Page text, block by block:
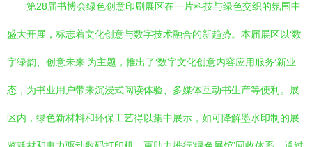
第28届书博会绿色创意印刷展区在一片科技与绿色交织的氛围中
盛大开展，标志着文化创意与数字技术融合的新趋势。本届展区以‘数
字绿韵、创意未来’为主题，推出了‘数字文化创意内容应用服务’新业
态，为书业用户带来沉浸式阅读体验、多媒体互动书生产等便利。展
区内，绿色新材料和环保工艺得以集中展示，如可降解墨水印制的展